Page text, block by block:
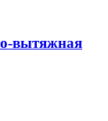
вытяжная